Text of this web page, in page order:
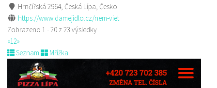
Hrnčířská 2964, Česká Lípa, Česko
https://www.damejidlo.cz/nem-viet
Zobrazeno 1 - 20 z 23 výsledky
«12»
Seznam
Mřížka